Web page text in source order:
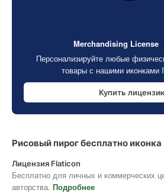
Merchandising License
Персонализируйте любые
товары с нашими иконками
Купить
Рисовый пирог бесплатно иконка
Лицензия Flaticon
Бесплатно для личных и коммерческих
авторства. Подробнее